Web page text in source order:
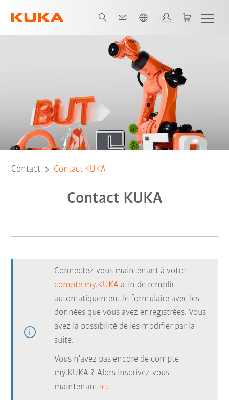
Contact Contact KUKA
Contact KUKA
Connectez-vous maintenant à votre
compte my.KUKA afin de remplir
automatiquement le formulaire avec les
données que vous avez enregistrées. Vous
avez la possibilité de les modifier par la
suite.
Vous n’avez pas encore de compte
my.KUKA ? Alors inscrivez-vous
maintenant ici.